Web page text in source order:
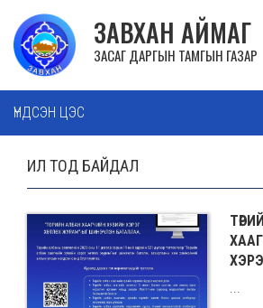
ЗАВХАН АЙМАГ
ЗАСАГ ДАРГЫН ТАМГЫН ГАЗАР
ҮНДСЭН ЦЭС
ИЛ ТОД БАЙДАЛ
...